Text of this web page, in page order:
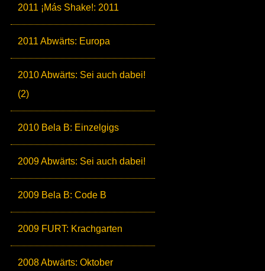
2011 ¡Más Shake!: 2011
2011 Abwärts: Europa
2010 Abwärts: Sei auch dabei!
(2)
2010 Bela B: Einzelgigs
2009 Abwärts: Sei auch dabei!
2009 Bela B: Code B
2009 FURT: Krachgarten
2008 Abwärts: Oktober